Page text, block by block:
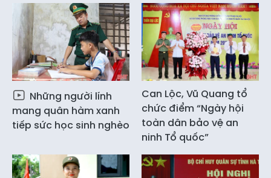
Những người lính
mang quân hàm xanh
tiếp sức học sinh nghèo
Can Lộc, Vũ Quang tổ
chức điểm “Ngày hội
toàn dân bảo vệ an
ninh Tổ quốc”